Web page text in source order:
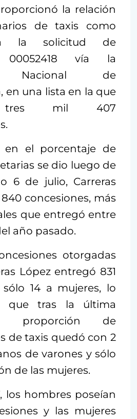
la relación
de taxis como
a la solicitud de
00052418 vía la
Nacional de
en una lista en la que
tres mil 407
en el porcentaje de
se dio luego de
6 de julio, Carreras
concesiones, más
que entregó entre
año pasado.
otorgadas
López entregó 831
14 a mujeres, lo
que tras la última
proporción de
de taxis quedó con 2
de varones y sólo
de las mujeres.
los hombres poseían
y las mujeres